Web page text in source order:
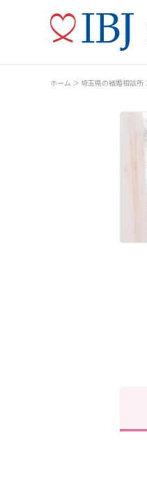
ホーム 埼玉県の結婚相談所